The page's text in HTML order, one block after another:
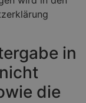
in
die